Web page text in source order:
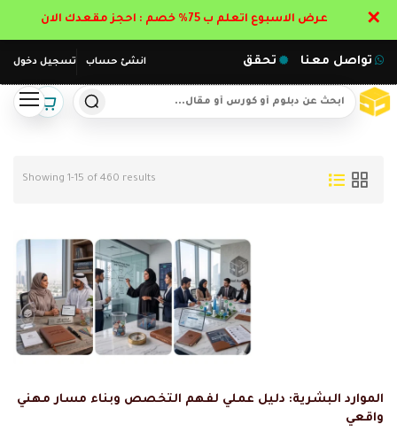
انشئ حساب تسجيل دخول تواصل معنا تحقق
Showing 1-15 of 460 results
الموارد البشرية: دليل عملي لفهم التخصص وبناء مسار مهني
واقعي
عرض الاسبوع اتعلم ب 75% خصم : احجز مقعدك الان ✕